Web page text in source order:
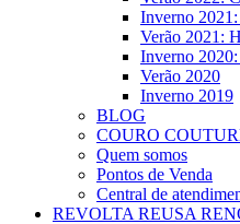
Inverno
Verão 2021:
Inverno
Verão 2020
Inverno 2019
BLOG
COURO
Quem somos
Pontos de Venda
Central de
REVOLTA REUSA